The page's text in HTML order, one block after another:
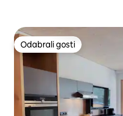
Odabrali gosti
Odabrali gosti